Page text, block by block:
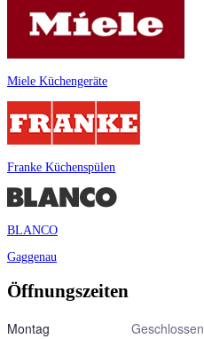
Miele Küchengeräte
Franke Küchenspülen
BLANCO
Gaggenau
Öffnungszeiten
Montag
Geschlossen